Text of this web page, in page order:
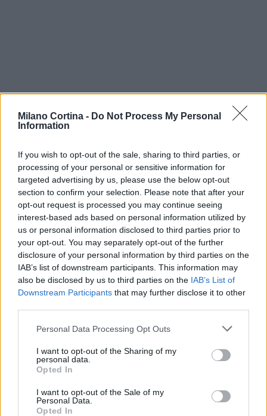
Milano Cortina - Do Not Process My Personal
Information
If you wish to opt-out of the sale, sharing to third parties, or
processing of your personal or sensitive information for
targeted advertising by us, please use the below opt-out
section to confirm your selection. Please note that after your
opt-out request is processed you may continue seeing
interest-based ads based on personal information utilized by
us or personal information disclosed to third parties prior to
your opt-out. You may separately opt-out of the further
disclosure of your personal information by third parties on the
IAB’s list of downstream participants. This information may
also be disclosed by us to third parties on the IAB’s List of
Downstream Participants that may further disclose it to other
Please note that this website/app uses one or more Google
not limited to your visit or usage behaviour. You may click to
grant or deny consent to Google and its third-party tags to
use your data for below specified purposes in below Google
consent section.
Personal Data Processing Opt Outs
I want to opt-out of the Sharing of my
personal data.
Opted In
I want to opt-out of the Sale of my
Personal Data.
Opted In
Continua a leggere
NEWS
Come scegliere le scarpe da running donna: comfort
Marco Tessari · 8 Ago 2026